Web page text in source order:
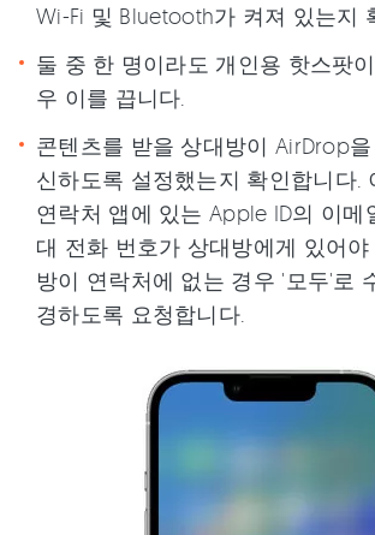
Wi-Fi 및 Bluetooth가 켜져 있는지
둘 중 한 명이라도 개인용 핫스팟
우 이를 끕니다.
콘텐츠를 받을 상대방이 AirDrop
신하도록 설정했는지 확인합니다.
연락처 앱에 있는 Apple ID의 이메
대 전화 번호가 상대방에게 있어야
방이 연락처에 없는 경우 '모두'로
경하도록 요청합니다.